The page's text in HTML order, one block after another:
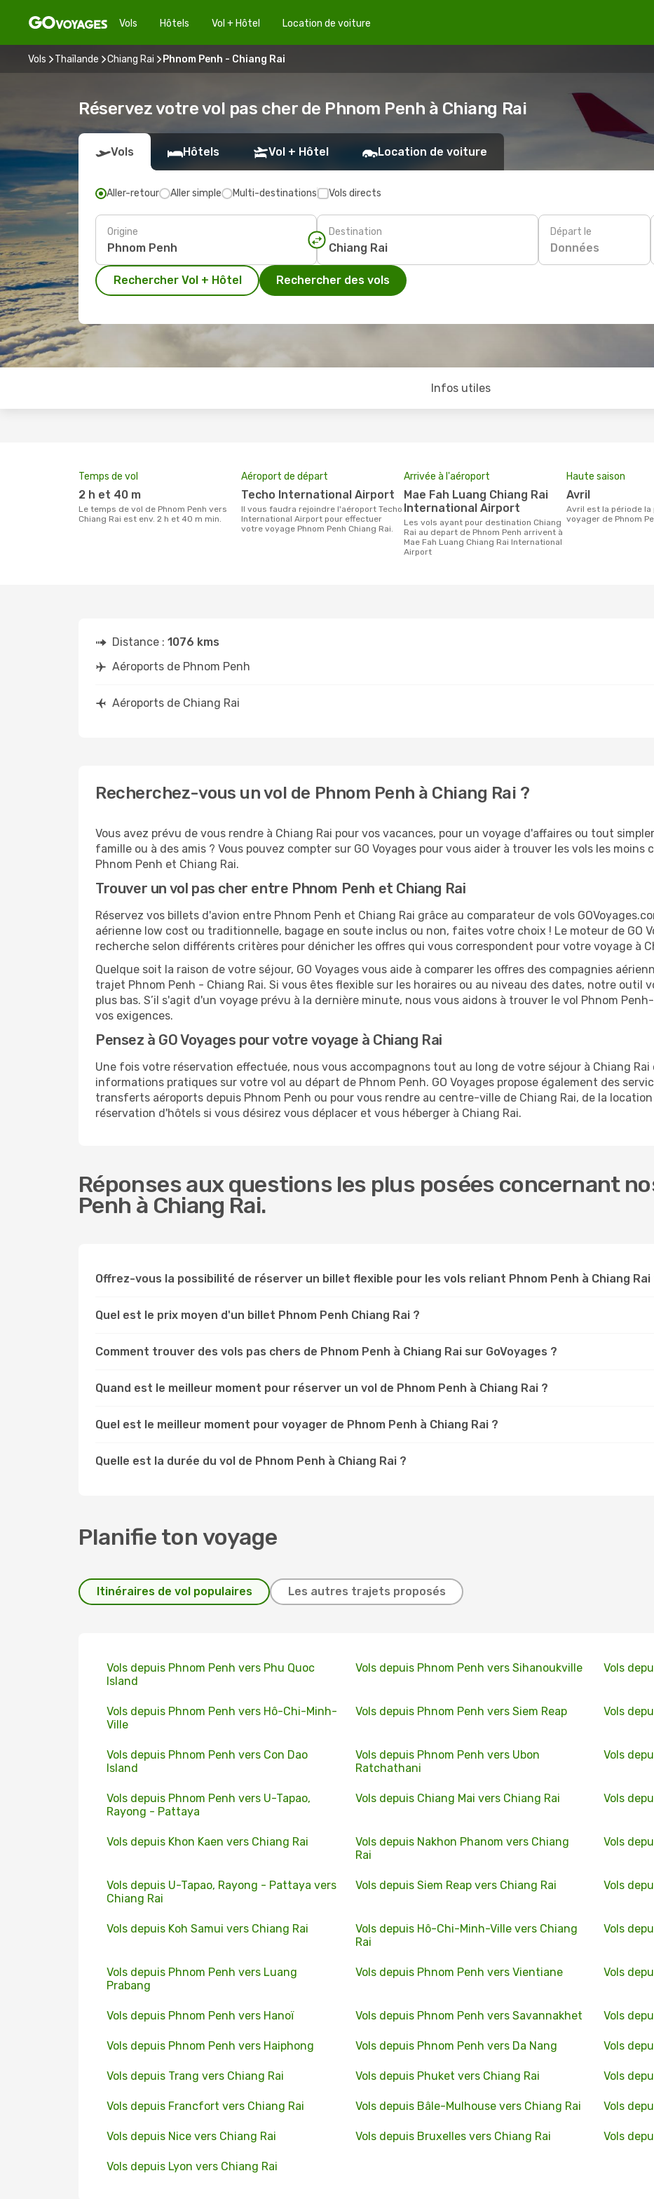
Vols Hôtels Vol + Hôtel Location de voiture
Vols Thaïlande Chiang Rai Phnom Penh - Chiang Rai
Réservez votre vol pas cher de Phnom Penh à Chiang Rai
Vols Hôtels Vol + Hôtel Location de voiture
Aller-retour Aller simple Multi-destinations Vols directs
Origine Destination Départ le
Données
Rechercher Vol + Hôtel Rechercher des vols
Infos utiles
Temps de vol
2 h et 40 m
Le temps de vol de Phnom Penh vers
Chiang Rai est env. 2 h et 40 m min.
Aéroport de départ
Techo International Airport
Il vous faudra rejoindre l'aéroport Techo
International Airport pour effectuer
votre voyage Phnom Penh Chiang Rai.
Arrivée à l'aéroport
Mae Fah Luang Chiang Rai
International Airport
Les vols ayant pour destination Chiang
Rai au depart de Phnom Penh arrivent à
Mae Fah Luang Chiang Rai International
Airport
Haute saison
avril
avril est la période la plus chargée pour
voyager de Phnom
Distance : 1076 kms
Aéroports de Phnom Penh
Aéroports de Chiang Rai
Recherchez-vous un vol de Phnom Penh à Chiang Rai ?
Vous avez prévu de vous rendre à Chiang Rai pour vos vacances, pour un voyage d'affaires ou tout
famille ou à des amis ? Vous pouvez compter sur GO Voyages pour vous aider à trouver les vols les
Phnom Penh et Chiang Rai.
Trouver un vol pas cher entre Phnom Penh et Chiang Rai
Réservez vos billets d'avion entre Phnom Penh et Chiang Rai grâce au comparateur de vols
aérienne low cost ou traditionnelle, bagage en soute inclus ou non, faites votre choix ! Le moteur de GO
recherche selon différents critères pour dénicher les offres qui vous correspondent pour votre voyage à
Quelque soit la raison de votre séjour, GO Voyages vous aide à comparer les offres des compagnies
trajet Phnom Penh - Chiang Rai. Si vous êtes flexible sur les horaires ou au niveau des dates, notre outil
plus bas. S’il s'agit d'un voyage prévu à la dernière minute, nous vous aidons à trouver le vol Phnom
vos exigences.
Pensez à GO Voyages pour votre voyage à Chiang Rai
Une fois votre réservation effectuée, nous vous accompagnons tout au long de votre séjour à Chiang
informations pratiques sur votre vol au départ de Phnom Penh. GO Voyages propose également des
transferts aéroports depuis Phnom Penh ou pour vous rendre au centre-ville de Chiang Rai, de la
réservation d'hôtels si vous désirez vous déplacer et vous héberger à Chiang Rai.
Réponses aux questions les plus posées concernant
Penh à Chiang Rai.
Offrez-vous la possibilité de réserver un billet flexible pour les vols reliant Phnom Penh à Chiang Rai
Quel est le prix moyen d'un billet Phnom Penh Chiang Rai ?
Comment trouver des vols pas chers de Phnom Penh à Chiang Rai sur GoVoyages ?
Quand est le meilleur moment pour réserver un vol de Phnom Penh à Chiang Rai ?
Quel est le meilleur moment pour voyager de Phnom Penh à Chiang Rai ?
Quelle est la durée du vol de Phnom Penh à Chiang Rai ?
Planifie ton voyage
Itinéraires de vol populaires Les autres trajets proposés
Vols depuis Phnom Penh vers Phu Quoc
Island
Vols depuis Phnom Penh vers Sihanoukville Vols
Vols depuis Phnom Penh vers Hô-Chi-Minh-
Ville
Vols depuis Phnom Penh vers Siem Reap Vols
Vols depuis Phnom Penh vers Con Dao
Island
Vols depuis Phnom Penh vers Ubon
Ratchathani
Vols
Vols depuis Phnom Penh vers U-Tapao,
Rayong - Pattaya
Vols depuis Chiang Mai vers Chiang Rai Vols
Vols depuis Khon Kaen vers Chiang Rai
Vols depuis Nakhon Phanom vers Chiang
Rai
Vols
Vols depuis U-Tapao, Rayong - Pattaya vers
Chiang Rai
Vols depuis Siem Reap vers Chiang Rai Vols
Vols depuis Koh Samui vers Chiang Rai
Vols depuis Hô-Chi-Minh-Ville vers Chiang
Rai
Vols
Vols depuis Phnom Penh vers Luang
Prabang
Vols depuis Phnom Penh vers Vientiane Vols
Vols depuis Phnom Penh vers Hanoï Vols depuis Phnom Penh vers Savannakhet Vols
Vols depuis Phnom Penh vers Haiphong Vols depuis Phnom Penh vers Da Nang Vols
Vols depuis Trang vers Chiang Rai Vols depuis Phuket vers Chiang Rai Vols
Vols depuis Francfort vers Chiang Rai Vols depuis Bâle-Mulhouse vers Chiang Rai Vols
Vols depuis Nice vers Chiang Rai Vols depuis Bruxelles vers Chiang Rai Vols
Vols depuis Lyon vers Chiang Rai